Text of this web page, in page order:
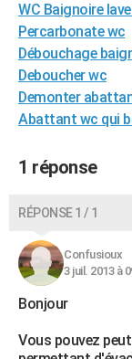
Destinations
City break
Voyage nature
Voyage de noces
Forum
Climat
+PHOTO
GUIDES D'ACHAT
BONS PLANS
CARTE DE VOEUX
Carte de Noël
Carte Bonne année
Carte Saint-Valentin
Carte Pâques
Carte d'anniversaire
DICTIONNAIRE
S'inscrire
Se connecter
Lycées
Collèges
Primaires
Universités
Entreprises
Service militaire
Avis de recherche
AVIS DE DÉCÈS
FORUM
Bricolage
Lifestyle
Culture
Sport
Auto
Television
Voyage
Cinema
WC Baignoire
Percarbonate wc
Débouchage
Deboucher wc
Demonter
Abattant wc qui
1 réponse
RÉPONSE 1 / 1
Confusioux
3 juil. 2013 à
Bonjour
Vous pouvez